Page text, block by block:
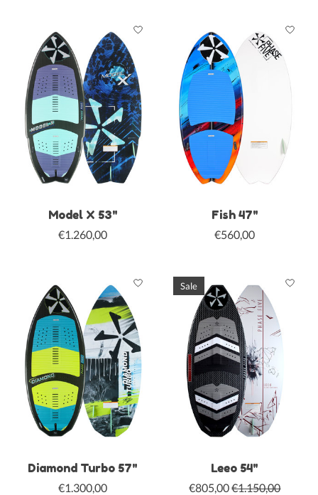
Model X 53"
€1.260,00
Fish 47"
€560,00
Diamond Turbo 57"
€1.300,00
Sale
Leeo 54"
€805,00€1.150,00